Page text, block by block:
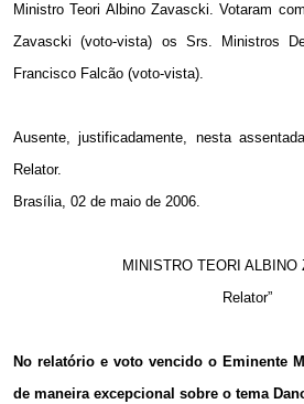
Ministro Teori Albino Zavascki. Votaram
Zavascki (voto-vista) os Srs. Ministros
Francisco Falcão (voto-vista).
Ausente, justificadamente, nesta
Relator.
Brasília, 02 de maio de 2006.
MINISTRO TEORI ALBINO
Relator”
No relatório e voto vencido o Eminente
de maneira excepcional sobre o tema